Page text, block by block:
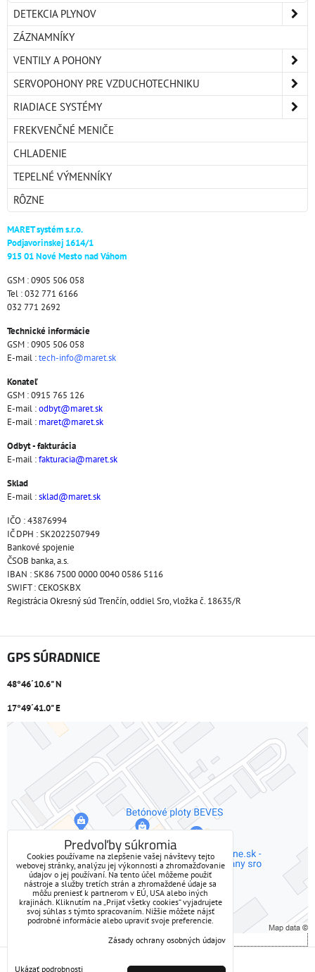
DETEKCIA PLYNOV
ZÁZNAMNÍKY
VENTILY A POHONY
SERVOPOHONY PRE VZDUCHOTECHNIKU
RIADIACE SYSTÉMY
FREKVENČNÉ MENIČE
CHLADENIE
TEPELNÉ VÝMENNÍKY
RÔZNE
MARET systém s.r.o.
Podjavorinskej 1614/1
915 01 Nové Mesto nad Váhom
GSM : 0905 506 058
Tel : 032 771 6166
032 771 2692
Technické informácie
GSM : 0905 506 058
E-mail :tech-info@maret.sk
Konateľ
GSM : 0915 765 126
E-mail :odbyt@maret.sk
E-mail : maret@maret.sk
Odbyt - fakturácia
E-mail :fakturacia@maret.sk
Sklad
E-mail :sklad@maret.sk
IČO : 43876994
IČ DPH : SK2022507949
Bankové spojenie
ČSOB banka, a.s.
IBAN : SK86 7500 0000 0040 0586 5116
SWIFT : CEKOSKBX
Registrácia Okresný súd Trenčín, oddiel Sro, vložka č. 18635/R
GPS SÚRADNICE
48°46´10.6" N
17°49´41.0" E
Externý obsah je blokovaný Voľbami súkromia
Prajete si načítať externý obsah?
Povoliť tentokrát
Povoliť a zapamätať - súhlas s druhom cookie: Funkčné
Otvoriť obsah v novom okne
Predvoľby súkromia
Cookies používame na zlepšenie vašej návštevy tejto
webovej stránky, analýzu jej výkonnosti a zhromažďovanie
údajov o jej používaní. Na tento účel môžeme použiť
nástroje a služby tretích strán a zhromaždené údaje sa
môžu preniesť k partnerom v EÚ, USA alebo iných
krajinách. Kliknutím na „Prijať všetky cookies“ vyjadrujete
svoj súhlas s týmto spracovaním. Nižšie môžete nájsť
podrobné informácie alebo upraviť svoje preferencie.
Zásady ochrany osobných údajov
Ukázať podrobnosti